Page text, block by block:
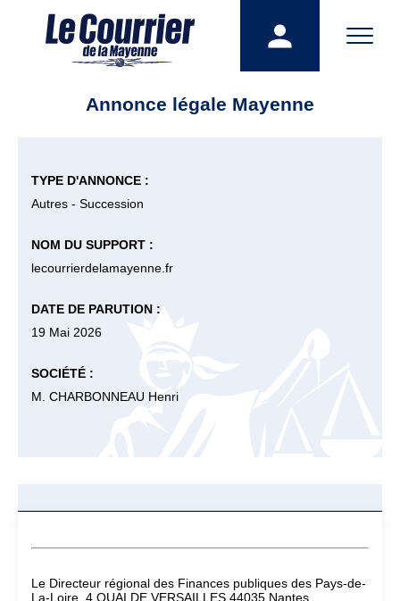
Annonce légale Mayenne
TYPE D'ANNONCE :
Autres - Succession
NOM DU SUPPORT :
lecourrierdelamayenne.fr
DATE DE PARUTION :
19 Mai 2026
SOCIÉTÉ :
M. CHARBONNEAU Henri
Le Directeur régional des Finances publiques des Pays-de-
La-Loire, 4 QUAI DE VERSAILLES 44035 Nantes,